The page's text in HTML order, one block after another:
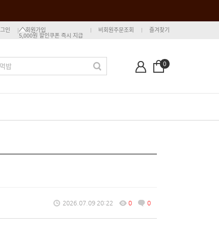
인 회원가입
5,000원 할인쿠폰 즉시 지급
비회원주문조회 즐겨찾기
0
2026.07.09 20:22 0 0